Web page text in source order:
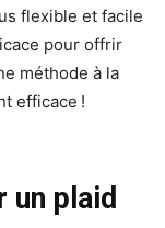
flexible et facile
pour offrir
méthode à la
efficace !
un plaid